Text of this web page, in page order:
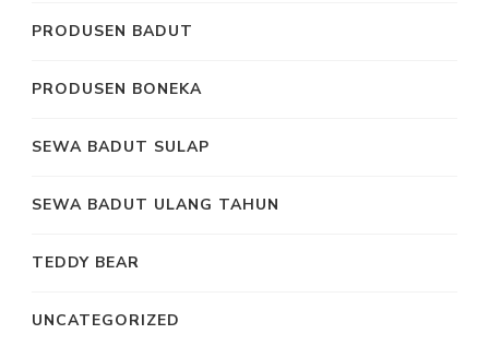
PRODUSEN BADUT
PRODUSEN BONEKA
SEWA BADUT SULAP
SEWA BADUT ULANG TAHUN
TEDDY BEAR
UNCATEGORIZED